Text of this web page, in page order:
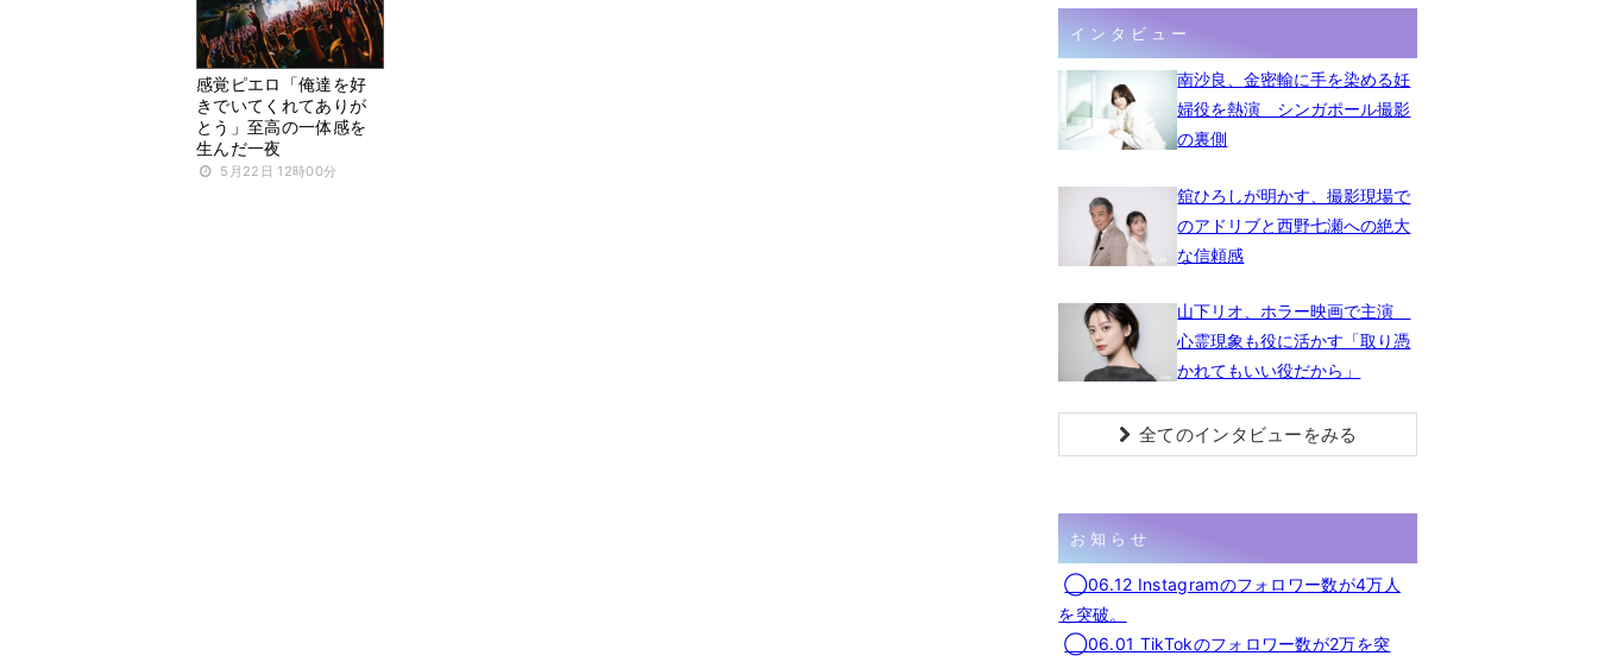
感覚ピエロ「俺達を好
きでいてくれてありが
とう」至高の一体感を
生んだ一夜
5月22日 12時00分
インタビュー
南沙良、金密輸に手を染める妊
婦役を熱演 シンガポール撮影
の裏側
舘ひろしが明かす、撮影現場で
のアドリブと西野七瀬への絶大
な信頼感
山下リオ、ホラー映画で主演
心霊現象も役に活かす「取り憑
かれてもいい役だから」
全てのインタビューをみる
お知らせ
◯06.12 Instagramのフォロワー数が4万人
を突破。
◯06.01 TikTokのフォロワー数が2万を突